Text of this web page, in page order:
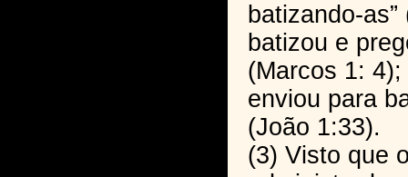
batizando-
batizou e
(Marcos 1: 4);
enviou para
(João 1:33).
(3) Visto que